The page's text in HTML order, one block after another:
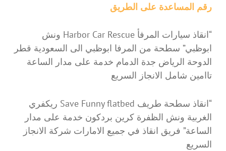
رقم المساعدة على الطريق
“انقاذ سيارات المرفأ Harbor Car Rescue ونش
ابوظبي” سطحة من المرفا ابوظبي الى السعودية قطر
الدوحة الرياض جدة الدمام خدمة على مدار الساعة
تاامين شامل الانجاز السريع
“انقاذ سطحة طريف Save Funny flatbed ريكفري
الغربية ونش الظفرة كرين بردكون خدمة على مدار
الساعة” فريق انقاذ في جميع الامارات شركة الانجاز
السريع